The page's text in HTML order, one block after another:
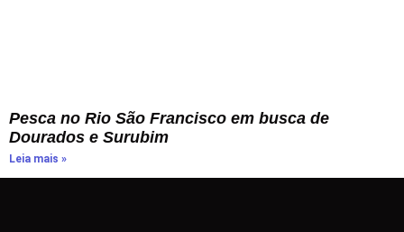
Pesca no Rio São Francisco em busca de
Dourados e Surubim
Leia mais »